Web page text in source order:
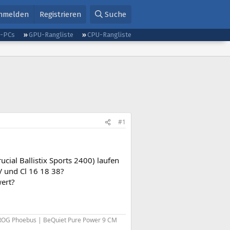
Registrieren Suche
PCs GPU-Rangliste
CPU-Rangliste
#1
Ballistix Sports 2400) laufen
und Cl 16 18 38?
Phoebus | BeQuiet Pure Power 9 CM